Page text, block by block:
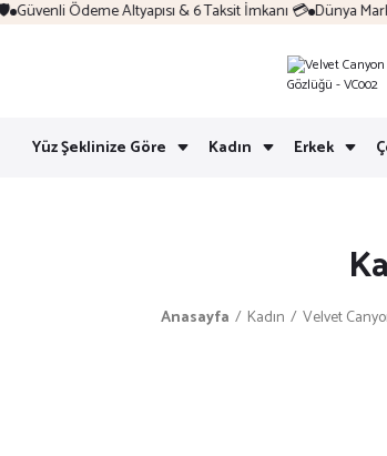
Güvenli Ödeme Altyapısı & 6 Taksit İmkanı 💳 Dünya
Yüz Şeklinize Göre Kadın Erkek
Anasayfa Kadın Velvet